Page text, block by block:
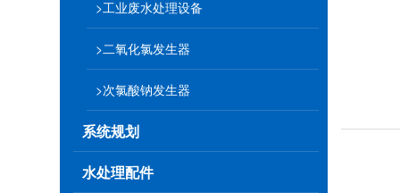
>工业废水处理设备
>二氧化氯发生器
>次氯酸钠发生器
系统规划
水处理配件